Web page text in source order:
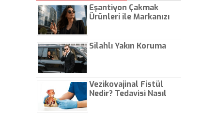
Eşantiyon Çakmak
Ürünleri ile Markanızı
Silahlı Yakın Koruma
Vezikovajinal Fistül
Nedir? Tedavisi Nasıl